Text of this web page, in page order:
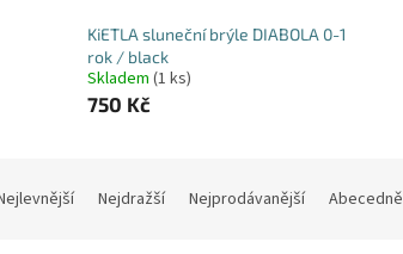
KiETLA sluneční brýle DIABOLA 0-1
rok / black
Skladem(1 ks)
750 Kč
Nejdražší Nejprodávanější Abecedně